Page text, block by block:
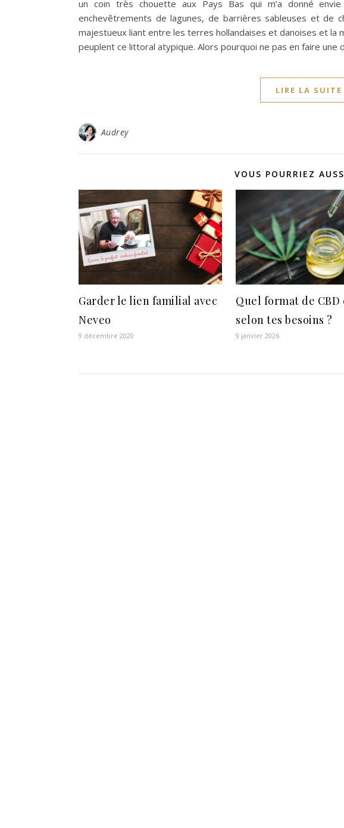
un coin très chouette aux Pays Bas qui m’a donné
enchevêtrements de lagunes, de barrières sableuses et de
majestueux liant entre les terres hollandaises et danoises et la
peuplent ce littoral atypique. Alors pourquoi ne pas en faire une
LIRE LA SUITE
Audrey
VOUS POURRIEZ
Garder le lien familial avec
Neveo
9 décembre 2020
Quel format de
selon tes besoins ?
9 janvier 2026